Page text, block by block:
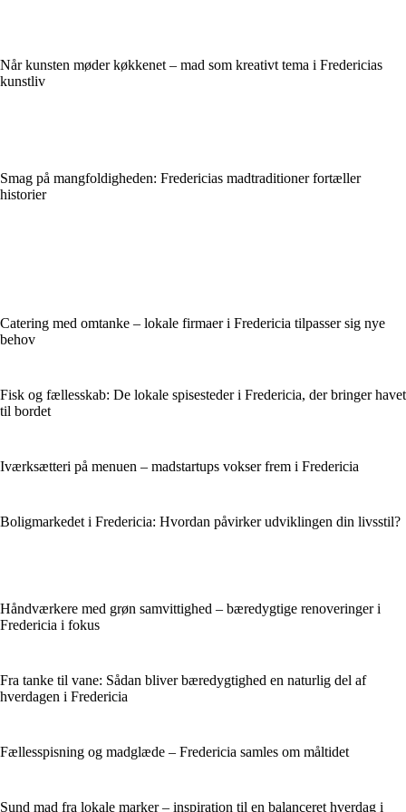
Når kunsten møder køkkenet – mad som kreativt tema i Fredericias
kunstliv
Smag på mangfoldigheden: Fredericias madtraditioner fortæller
historier
Catering med omtanke – lokale firmaer i Fredericia tilpasser sig nye
behov
Fisk og fællesskab: De lokale spisesteder i Fredericia, der bringer havet
til bordet
Iværksætteri på menuen – madstartups vokser frem i Fredericia
Boligmarkedet i Fredericia: Hvordan påvirker udviklingen din livsstil?
Håndværkere med grøn samvittighed – bæredygtige renoveringer i
Fredericia i fokus
Fra tanke til vane: Sådan bliver bæredygtighed en naturlig del af
hverdagen i Fredericia
Fællesspisning og madglæde – Fredericia samles om måltidet
Sund mad fra lokale marker – inspiration til en balanceret hverdag i